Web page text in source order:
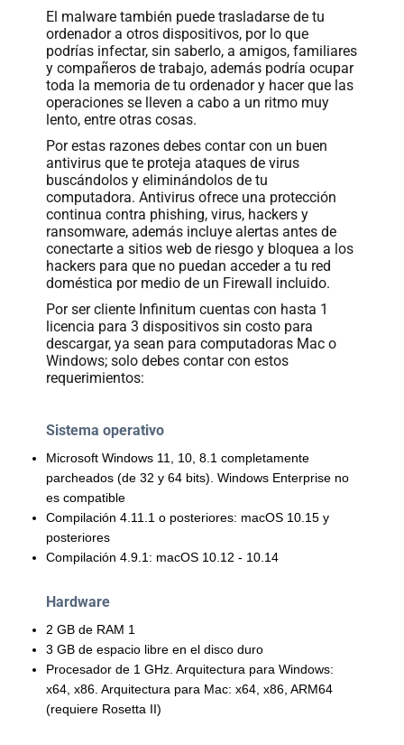
El malware también puede trasladarse de tu
ordenador a otros dispositivos, por lo que
podrías infectar, sin saberlo, a amigos, familiares
y compañeros de trabajo, además podría ocupar
toda la memoria de tu ordenador y hacer que las
operaciones se lleven a cabo a un ritmo muy
lento, entre otras cosas.
Por estas razones debes contar con un buen
antivirus que te proteja ataques de virus
buscándolos y eliminándolos de tu
computadora. Antivirus ofrece una protección
continua contra phishing, virus, hackers y
ransomware, además incluye alertas antes de
conectarte a sitios web de riesgo y bloquea a los
hackers para que no puedan acceder a tu red
doméstica por medio de un Firewall incluido.
Por ser cliente Infinitum cuentas con hasta 1
licencia para 3 dispositivos sin costo para
descargar, ya sean para computadoras Mac o
Windows; solo debes contar con estos
requerimientos:
Sistema operativo
Microsoft Windows 11, 10, 8.1 completamente
parcheados (de 32 y 64 bits). Windows Enterprise no
es compatible
Compilación 4.11.1 o posteriores: macOS 10.15 y
posteriores
Compilación 4.9.1: macOS 10.12 - 10.14
Hardware
2 GB de RAM 1
3 GB de espacio libre en el disco duro
Procesador de 1 GHz. Arquitectura para Windows:
x64, x86. Arquitectura para Mac: x64, x86, ARM64
(requiere Rosetta II)